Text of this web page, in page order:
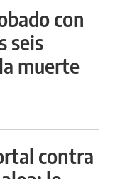
con
seis
muerte
contra